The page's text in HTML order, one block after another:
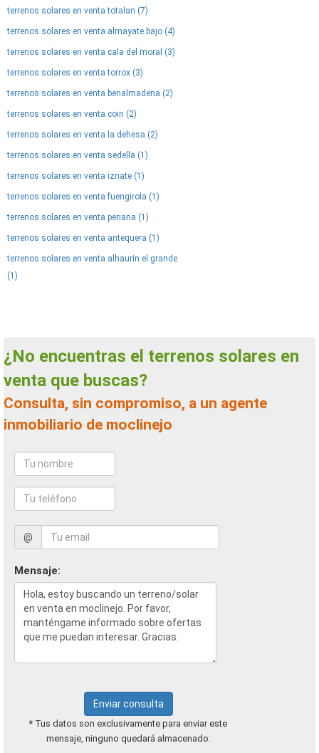
terrenos solares en venta totalan (7)
terrenos solares en venta almayate bajo (4)
terrenos solares en venta cala del moral (3)
terrenos solares en venta torrox (3)
terrenos solares en venta benalmadena (2)
terrenos solares en venta coin (2)
terrenos solares en venta la dehesa (2)
terrenos solares en venta sedella (1)
terrenos solares en venta iznate (1)
terrenos solares en venta fuengirola (1)
terrenos solares en venta periana (1)
terrenos solares en venta antequera (1)
terrenos solares en venta alhaurin el grande
(1)
¿No encuentras el terrenos solares en
venta que buscas?
Consulta, sin compromiso, a un agente
inmobiliario de moclinejo
@
Mensaje:
Enviar consulta
* Tus datos son exclusivamente para enviar este
mensaje, ninguno quedará almacenado.